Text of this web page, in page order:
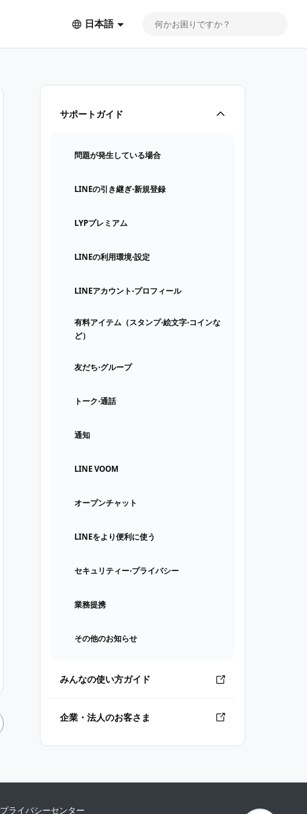
日本語
サポートガイド
問題が発生している場合
LINEの引き継ぎ⋅新規登録
LYPプレミアム
LINEの利用環境⋅設定
LINEアカウント⋅プロフィール
有料アイテム（スタンプ⋅絵文字⋅コインな
ど）
友だち⋅グループ
トーク⋅通話
通知
LINE VOOM
オープンチャット
LINEをより便利に使う
セキュリティー⋅プライバシー
業務提携
その他のお知らせ
みんなの使い方ガイド
企業・法人のお客さま
プライバシーセンター